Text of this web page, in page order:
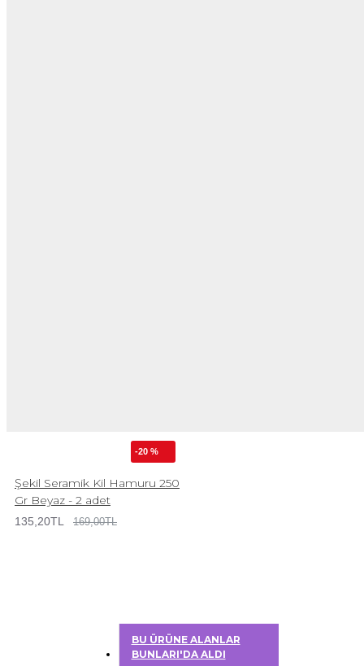
-20 %
Şekil Seramik Kil Hamuru 250
Gr Beyaz - 2 adet
135,20TL 169,00TL
BU ÜRÜNE ALANLAR
BUNLARI'DA ALDI